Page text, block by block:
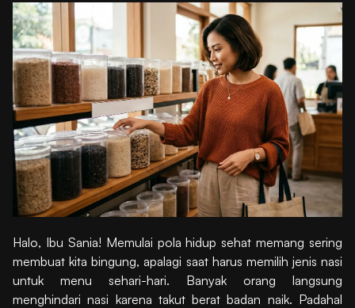
Halo, Ibu Sania! Memulai pola hidup sehat memang sering
membuat kita bingung, apalagi saat harus memilih jenis nasi
untuk menu sehari-hari. Banyak orang langsung
menghindari nasi karena takut berat badan naik. Padahal